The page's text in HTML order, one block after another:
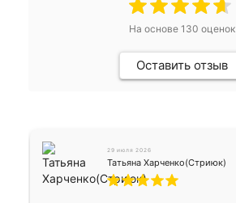
На основе 130 оценок
Оставить отзыв
29 июля 2026
Татьяна Харченко(Стриюк)